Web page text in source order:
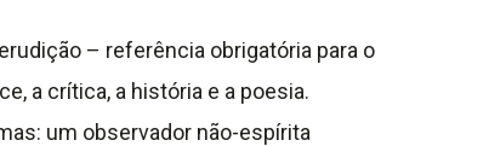
– referência obrigatória para o
a crítica, a história e a poesia.
um observador não-espírita